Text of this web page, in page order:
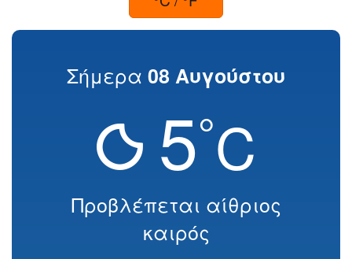
Σήμερα 08 Αυγούστου
5°C
Προβλέπεται αίθριος
καιρός